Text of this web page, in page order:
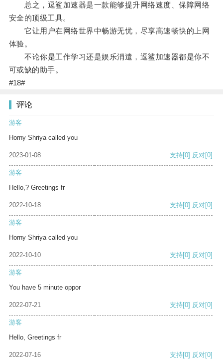
总之，逗鲨加速器是一款能够提升网络速度、保障网络
安全的顶级工具。
它让用户在网络世界中畅游无忧，尽享高速畅快的上网
体验。
不论你是工作学习还是娱乐消遣，逗鲨加速器都是你不
可或缺的助手。
#18#
评论
游客
Horny Shriya called you
2023-01-08 支持[0] 反对[0]
游客
Hello,? Greetings fr
2022-10-18 支持[0] 反对[0]
游客
Horny Shriya called you
2022-10-10 支持[0] 反对[0]
游客
You have 5 minute oppor
2022-07-21 支持[0] 反对[0]
游客
Hello, Greetings fr
2022-07-16 支持[0] 反对[0]